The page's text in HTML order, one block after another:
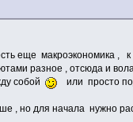
еще макроэкономика ,
разное , отсюда и
собой
или просто
, но для начала нужно